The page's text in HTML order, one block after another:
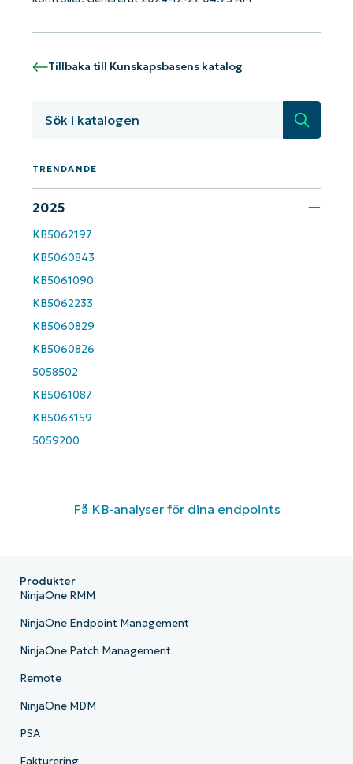
Tillbaka till Kunskapsbasens katalog
Sök
TRENDANDE
2025
KB5062197
KB5060843
KB5061090
KB5062233
KB5060829
KB5060826
5058502
KB5061087
KB5063159
5059200
Få KB-analyser för dina endpoints
First
Country
name*
Produkter
NinjaOne RMM
NinjaOne Endpoint Management
NinjaOne Patch Management
Remote
NinjaOne MDM
PSA
Fakturering